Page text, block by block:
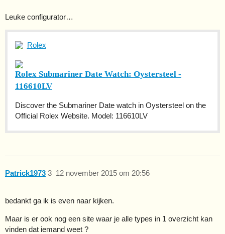
Leuke configurator…
Rolex
Rolex Submariner Date Watch: Oystersteel -
116610LV
Discover the Submariner Date watch in Oystersteel on the
Official Rolex Website. Model: 116610LV
Patrick1973 12 november 2015 om 20:56
3
bedankt ga ik is even naar kijken.
Maar is er ook nog een site waar je alle types in 1 overzicht kan
vinden dat iemand weet ?